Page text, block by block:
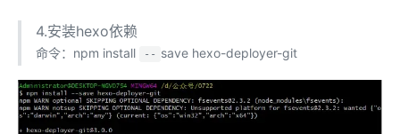
4.安装hexo依赖
命令：npm install -- save hexo-deployer-git